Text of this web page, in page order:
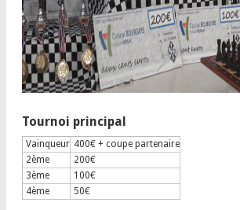
Tournoi principal
Vainqueur 400€ + coupe partenaire
2ème
200€
3ème
100€
4ème
50€